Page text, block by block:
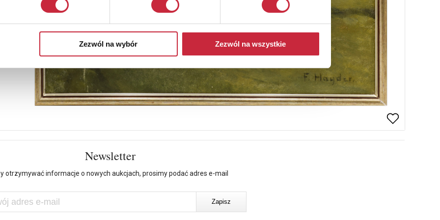
Zezwól na wybór Zezwól na wszystkie
Newsletter
otrzymywać informacje o nowych aukcjach, prosimy podać adres e-mail